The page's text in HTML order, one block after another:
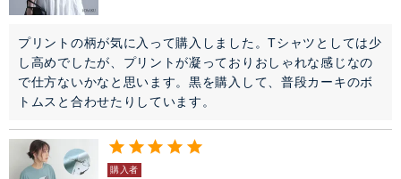
プリントの柄が気に入って購入しました。Tシャツとしては少
し高めでしたが、プリントが凝っておりおしゃれな感じなの
で仕方ないかなと思います。黒を購入して、普段カーキのボ
トムスと合わせたりしています。
購入者